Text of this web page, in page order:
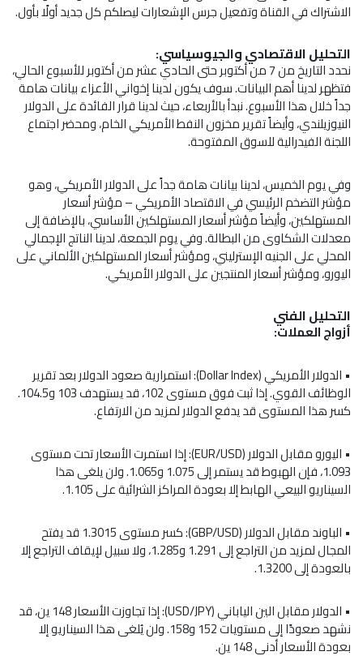
الاشتراك في القناة وتفعيل جرس الإشعارات ليصلكم كل جديد أولًابأول.
التحليل الاقتصادي والجيوسياسي:
نحدد التاريخ من 7 من أكتوبر حتى الحادي عشر من أكتوبر للأسبوع الحالي،
فتظهر لدينا أهم البيانات. سوف يكون لدينا إخواني الأعزاء بيانات هامة
جداً خلال هذا الأسبوع. نبدأ بالأربعاء، حيث لدينا قرار الفائدة على الدولار
النيوزيلندي، وأيضاً تقرير مخزون النفط الأمريكي الخام، ومحضر اجتماع
اللجنة الفيدرالية للسوق المفتوحة.
وفي يوم الخميس، لدينا بيانات هامة جداً على الدولار الأمريكي، وهو
مؤشر التضخم الرئيسي في الاقتصاد الأمريكي – مؤشر أسعار
المستهلكين، وأيضاً مؤشر أسعار المستهلكين الأساسي، بالإضافة إلى
معدلاتالشكاوى من البطالة. وفي يوم الجمعة، لديناالناتج الإجمالي
المحليعلى الجنيه الإسترليني، ومؤشر أسعار المستهلكين الألماني على
اليورو، ومؤشر أسعار المنتجين على الدولار الأمريكي.
التحليل الفني
أزواج العملات:
• الدولار الأمريكي (Dollar Index): استمرارية صعود الدولار بعد تقرير
الوظائف القوي. إذا ثبت فوق مستوى 102، قد يستهدف 103 و104.5.
كسر هذا المستوى قد يدفع الدولار لمزيد من الارتفاع.
• اليورو مقابل الدولار (EUR/USD): إذا استمرت الأسعار تحت مستوى
1.093، فإن الهبوط قد يستمر إلى 1.075 و1.065. ولن يلغى هذا
السيناريو البيعي الهابط إلا بعودة المراكز الشرائية على 1.105.
• الباوند مقابل الدولار (GBP/USD ): كسر مستوى 1.3015 قد يفتح
المجال لمزيد من التراجع إلى 1.291 و1.285، ولا سبيل لإيقاف التراجع إلا
بالعودة إلى 1.3200.
• الدولار مقابل الين الياباني (USD/JPY ): إذا تجاوزت الأسعار 148 ين، قد
نشهد صعودًا إلى مستويات 152 و158. ولن يُلغى هذا السيناريو إلا
بعودة الأسعار أدنى 148 ين.